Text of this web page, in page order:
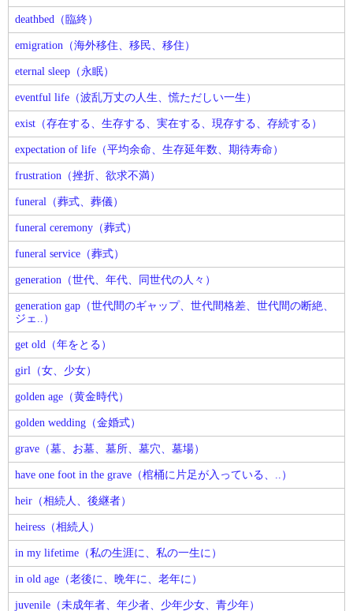
deathbed（臨終）
emigration（海外移住、移民、移住）
eternal sleep（永眠）
eventful life（波乱万丈の人生、慌ただしい一生）
exist（存在する、生存する、実在する、現存する、存続する）
expectation of life（平均余命、生存延年数、期待寿命）
frustration（挫折、欲求不満）
funeral（葬式、葬儀）
funeral ceremony（葬式）
funeral service（葬式）
generation（世代、年代、同世代の人々）
generation gap（世代間のギャップ、世代間格差、世代間の断絶、
ジェ..）
get old（年をとる）
girl（女、少女）
golden age（黄金時代）
golden wedding（金婚式）
grave（墓、お墓、墓所、墓穴、墓場）
have one foot in the grave（棺桶に片足が入っている、..）
heir（相続人、後継者）
heiress（相続人）
in my lifetime（私の生涯に、私の一生に）
in old age（老後に、晩年に、老年に）
juvenile（未成年者、年少者、少年少女、青少年）